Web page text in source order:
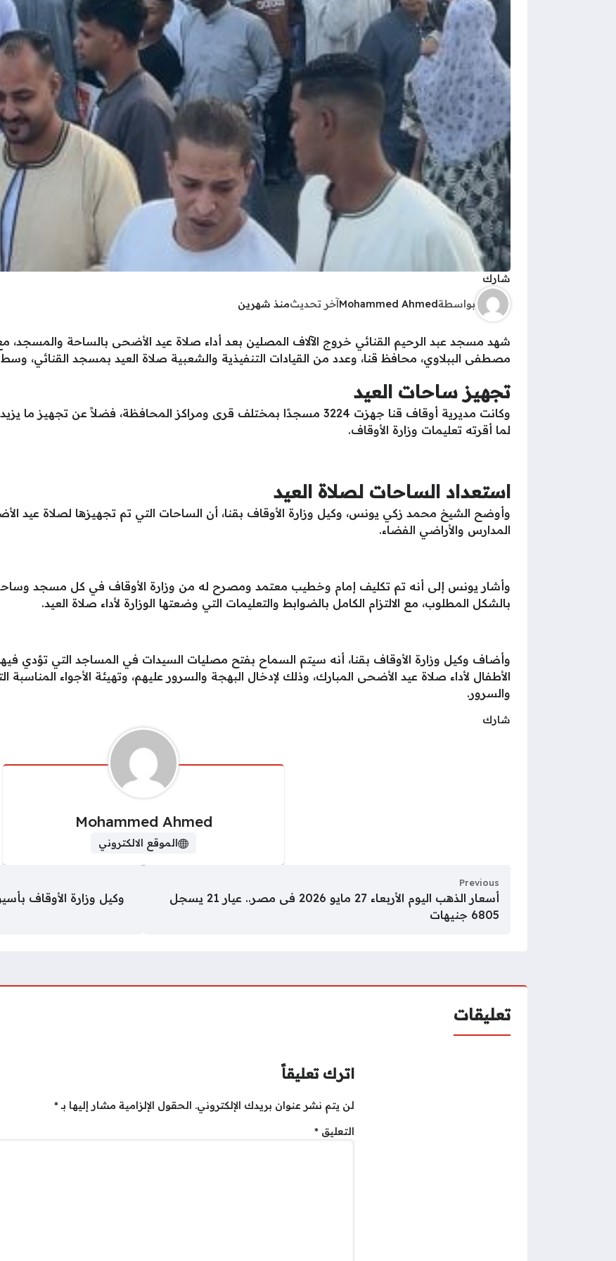
شارك
بواسطةMohammed Ahmedآخر تحديثمنذ شهرين
شهد مسجد عبد الرحيم القنائي خروج الآلاف المصلين بعد أداء صلاة عيد الأضحى بالساحة والمسجد،
مصطفى الببلاوي، محافظ قنا، وعدد من القيادات التنفيذية والشعبية صلاة العيد بمسجد القنائي، وسط
تجهيز ساحات العيد
لما أقرته تعليمات وزارة الأوقاف.
استعداد الساحات لصلاة العيد
وأوضح الشيخ محمد زكي يونس، وكيل وزارة الأوقاف بقنا، أن الساحات التي تم تجهيزها لصلاة عيد
المدارس والأراضي الفضاء.
وأشار يونس إلى أنه تم تكليف إمام وخطيب معتمد ومصرح له من وزارة الأوقاف في كل مسجد وساحة
بالشكل المطلوب، مع الالتزام الكامل بالضوابط والتعليمات التي وضعتها الوزارة لأداء صلاة العيد.
وأضاف وكيل وزارة الأوقاف بقنا، أنه سيتم السماح بفتح مصليات السيدات في المساجد التي تؤدي
الأطفال لأداء صلاة عيد الأضحى المبارك، وذلك لإدخال البهجة والسرور عليهم، وتهيئة الأجواء
والسرور.
شارك
Mohammed Ahmed
الموقع الالكتروني
Previous
أسعار الذهب اليوم الأربعاء 27 مايو 2026 فى مصر.. عيار 21 يسجل
6805 جنيهات
وكيل وزارة الأوقاف
تعليقات
اترك تعليقاً
لن يتم نشر عنوان بريدك الإلكتروني. الحقول الإلزامية مشار إليها بـ*
التعليق *